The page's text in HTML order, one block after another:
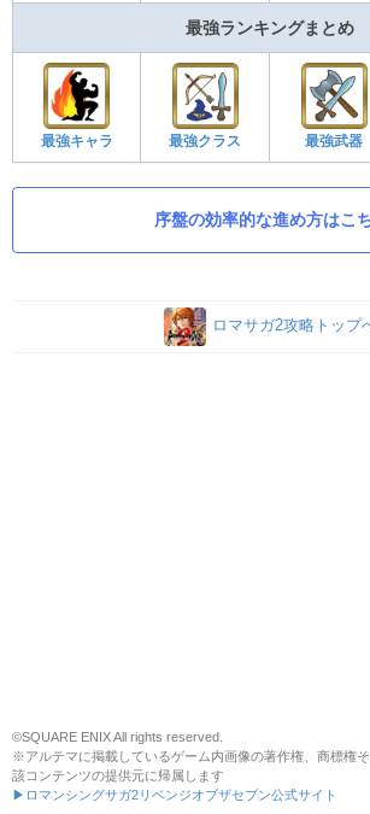
最強ランキングまとめ
最強キャラ 最強クラス 最強武器
序盤の効率的な進め方はこ
ロマサガ2攻略トップ
©SQUARE ENIX All rights reserved.
※アルテマに掲載しているゲーム内画像の著作権、商標権
該コンテンツの提供元に帰属します
▶ロマンシングサガ2リベンジオブザセブン公式サイト